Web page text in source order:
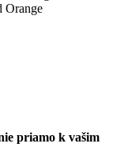
Orange
priamo k vašim